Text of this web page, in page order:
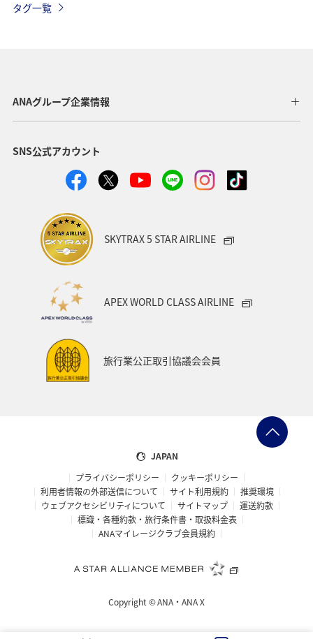
福島県 出張グルメ マイルを使う ライフ
記念日 ANA Mall
タグ一覧
ANAグループ企業情報
SNS公式アカウント
SKYTRAX 5 STAR AIRLINE
APEX WORLD CLASS AIRLINE
旅行業公正取引協議会会員
JAPAN
プライバシーポリシー
クッキーポリシー
利用者情報の外部送信について
サイト利用規約
推奨環境
ウェブアクセシビリティについて
サイトマップ
運送約款
標識・各種約款・旅行条件書・取扱料金表
ANAマイレージクラブ会員規約
Copyright ©ANA・ANA X